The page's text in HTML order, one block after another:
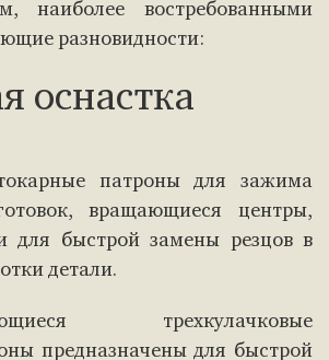
наиболее востребованными
разновидности:
оснастка
патроны для зажима
вращающиеся центры,
для быстрой замены резцов в
детали.
трехкулачковые
предназначены для быстрой